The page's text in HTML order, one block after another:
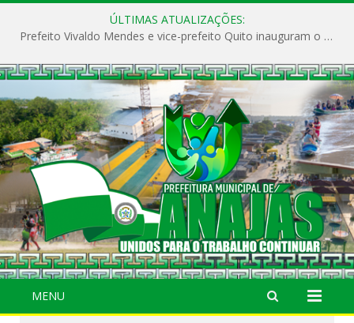
ÚLTIMAS ATUALIZAÇÕES:
Prefeito Vivaldo Mendes e vice-prefeito Quito inauguram o CAPS e fortalecem a saúde pública em Anajás.
MENU